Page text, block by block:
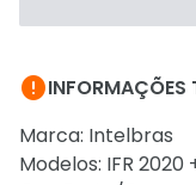
INFORMAÇÕES
Marca: Intelbras
Modelos: IFR 2020